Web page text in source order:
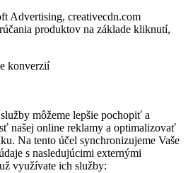
Advertising, creativecdn.com
produktov na základe kliknutí,
konverzií
môžeme lepšie pochopiť a
našej online reklamy a optimalizovať
Na tento účel synchronizujeme Vaše
s nasledujúcimi externými
využívate ich služby: